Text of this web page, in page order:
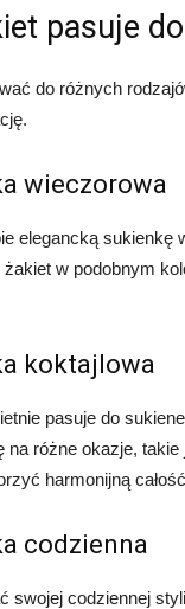
pasuje
do różnych
wieczorowa
elegancką sukienkę
w podobnym
koktajlowa
pasuje do
na różne okazje,
harmonijną
codzienna
swojej codziennej